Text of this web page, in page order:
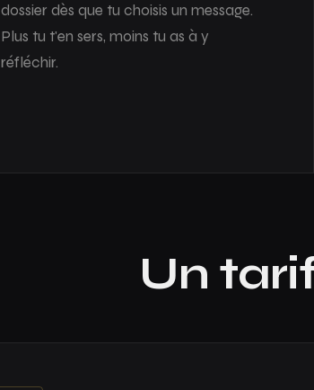
dossier dès que tu choisis un message.
Plus tu t'en sers, moins tu as à y
réfléchir.
Un